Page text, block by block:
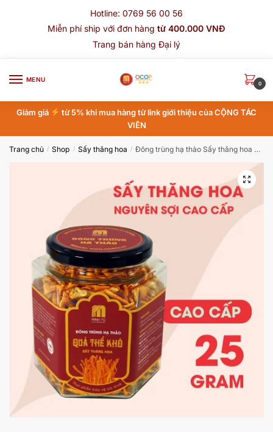
Hotline: 0769 56 00 56
Miễn phí ship với đơn hàng từ 400.000 VNĐ
Trang bán hàng Đại lý
MENU
0
Giảm giá
từ 5% khi mua hàng từ link giới thiệu của CỘNG TÁC
VIÊN
Trang chủ / Shop / Sấy thăng hoa / Đông trùng hạ thảo Sấy thăng hoa 25g (cao cấp)